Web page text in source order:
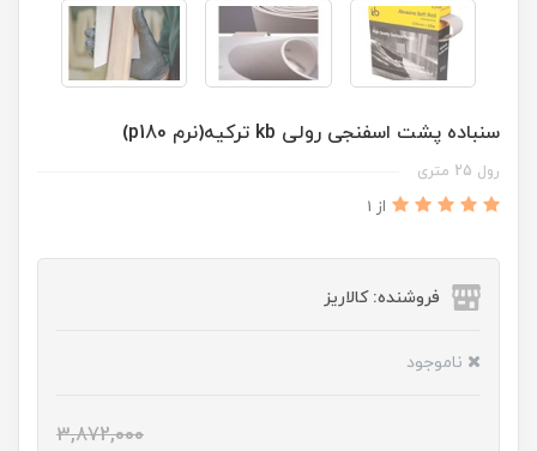
سنباده پشت اسفنجی رولی kb ترکیه(نرم p180)
رول 25 متری
از 1
فروشنده: کالاریز
ناموجود
3,872,000